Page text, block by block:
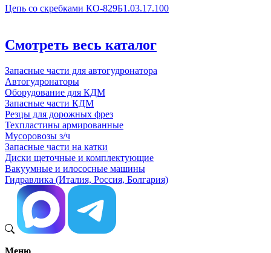
Цепь со скребками КО-829Б1.03.17.100
Смотреть весь каталог
Запасные части для автогудронатора
Автогудронаторы
Оборудование для КДМ
Запасные части КДМ
Резцы для дорожных фрез
Техпластины армированные
Мусоровозы з/ч
Запасные части на катки
Диски щеточные и комплектующие
Вакуумные и илососные машины
Гидравлика (Италия, Россия, Болгария)
Меню